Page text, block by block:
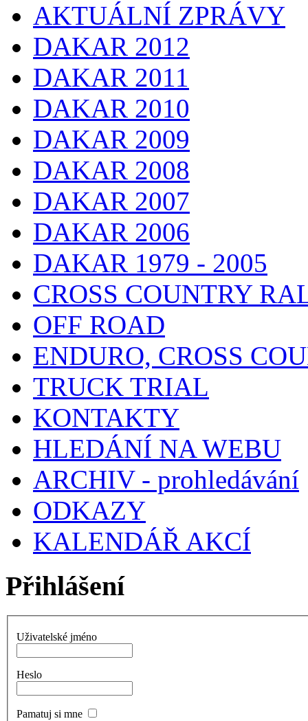
AKTUÁLNÍ ZPRÁVY
DAKAR 2012
DAKAR 2011
DAKAR 2010
DAKAR 2009
DAKAR 2008
DAKAR 2007
DAKAR 2006
DAKAR 1979 - 2005
CROSS COUNTRY
OFF ROAD
ENDURO, CROSS
TRUCK TRIAL
KONTAKTY
HLEDÁNÍ NA WEBU
ARCHIV - prohledávání
ODKAZY
KALENDÁŘ AKCÍ
Přihlášení
Uživatelské jméno
Heslo
Pamatuj si mne